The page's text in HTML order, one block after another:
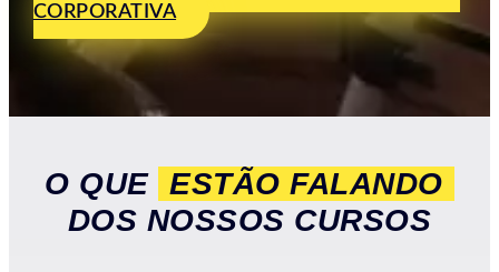
CORPORATIVA
O QUE ESTÃO FALANDO
DOS NOSSOS CURSOS